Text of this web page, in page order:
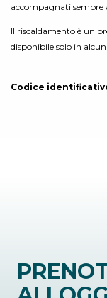
accompagnati sempre
Il riscaldamento è un
disponibile solo in
Codice